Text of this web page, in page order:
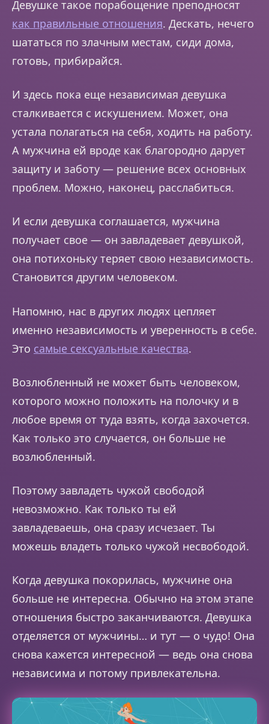
Девушке такое порабощение преподносят
как правильные отношения. Дескать, нечего
шататься по злачным местам, сиди дома,
готовь, прибирайся.
И здесь пока еще независимая девушка
сталкивается с искушением. Может, она
устала полагаться на себя, ходить на работу.
А мужчина ей вроде как благородно дарует
защиту и заботу — решение всех основных
проблем. Можно, наконец, расслабиться.
И если девушка соглашается, мужчина
получает свое — он завладевает девушкой,
она потихоньку теряет свою независимость.
Становится другим человеком.
Напомню, нас в других людях цепляет
именно независимость и уверенность в себе.
Это самые сексуальные качества.
Возлюбленный не может быть человеком,
которого можно положить на полочку и в
любое время от туда взять, когда захочется.
Как только это случается, он больше не
возлюбленный.
Поэтому завладеть чужой свободой
невозможно. Как только ты ей
завладеваешь, она сразу исчезает. Ты
можешь владеть только чужой несвободой.
Когда девушка покорилась, мужчине она
больше не интересна. Обычно на этом этапе
отношения быстро заканчиваются. Девушка
отделяется от мужчины… и тут — о чудо! Она
снова кажется интересной — ведь она снова
независима и потому привлекательна.